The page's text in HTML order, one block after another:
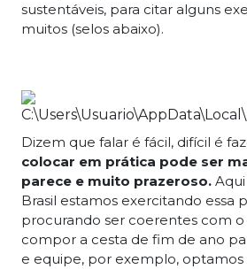
sustentáveis, para citar alguns
muitos (selos abaixo).
Dizem que falar é fácil, difícil é
colocar em prática pode ser
parece e muito prazeroso.
Brasil estamos exercitando essa
procurando ser coerentes com o
compor a cesta de fim de ano
e equipe, por exemplo,